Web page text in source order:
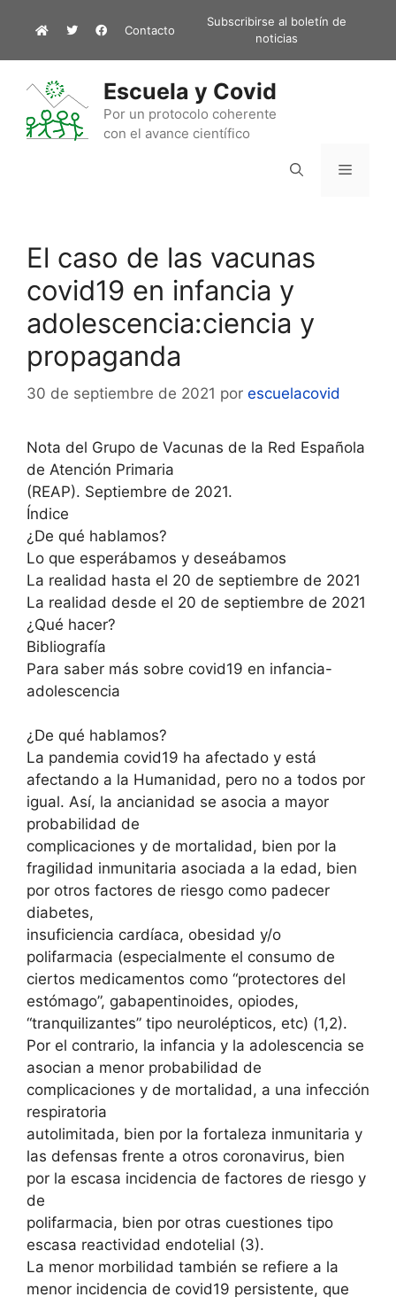
Contacto
Subscribirse al boletín de
noticias
Escuela y Covid
Por un protocolo coherente
con el avance científico
Menú
El caso de las vacunas
covid19 en infancia y
adolescencia:ciencia y
propaganda
30 de septiembre de 2021 por escuelacovid
Nota del Grupo de Vacunas de la Red Española
de Atención Primaria
(REAP). Septiembre de 2021.
Índice
¿De qué hablamos?
Lo que esperábamos y deseábamos
La realidad hasta el 20 de septiembre de 2021
La realidad desde el 20 de septiembre de 2021
¿Qué hacer?
Bibliografía
Para saber más sobre covid19 en infancia-
adolescencia
¿De qué hablamos?
La pandemia covid19 ha afectado y está
afectando a la Humanidad, pero no a todos por
igual. Así, la ancianidad se asocia a mayor
probabilidad de
complicaciones y de mortalidad, bien por la
fragilidad inmunitaria asociada a la edad, bien
por otros factores de riesgo como padecer
diabetes,
insuficiencia cardíaca, obesidad y/o
polifarmacia (especialmente el consumo de
ciertos medicamentos como “protectores del
estómago”, gabapentinoides, opiodes,
“tranquilizantes” tipo neurolépticos, etc) (1,2).
Por el contrario, la infancia y la adolescencia se
asocian a menor probabilidad de
complicaciones y de mortalidad, a una infección
respiratoria
autolimitada, bien por la fortaleza inmunitaria y
las defensas frente a otros coronavirus, bien
por la escasa incidencia de factores de riesgo y
de
polifarmacia, bien por otras cuestiones tipo
escasa reactividad endotelial (3).
La menor morbilidad también se refiere a la
menor incidencia de covid19 persistente, que